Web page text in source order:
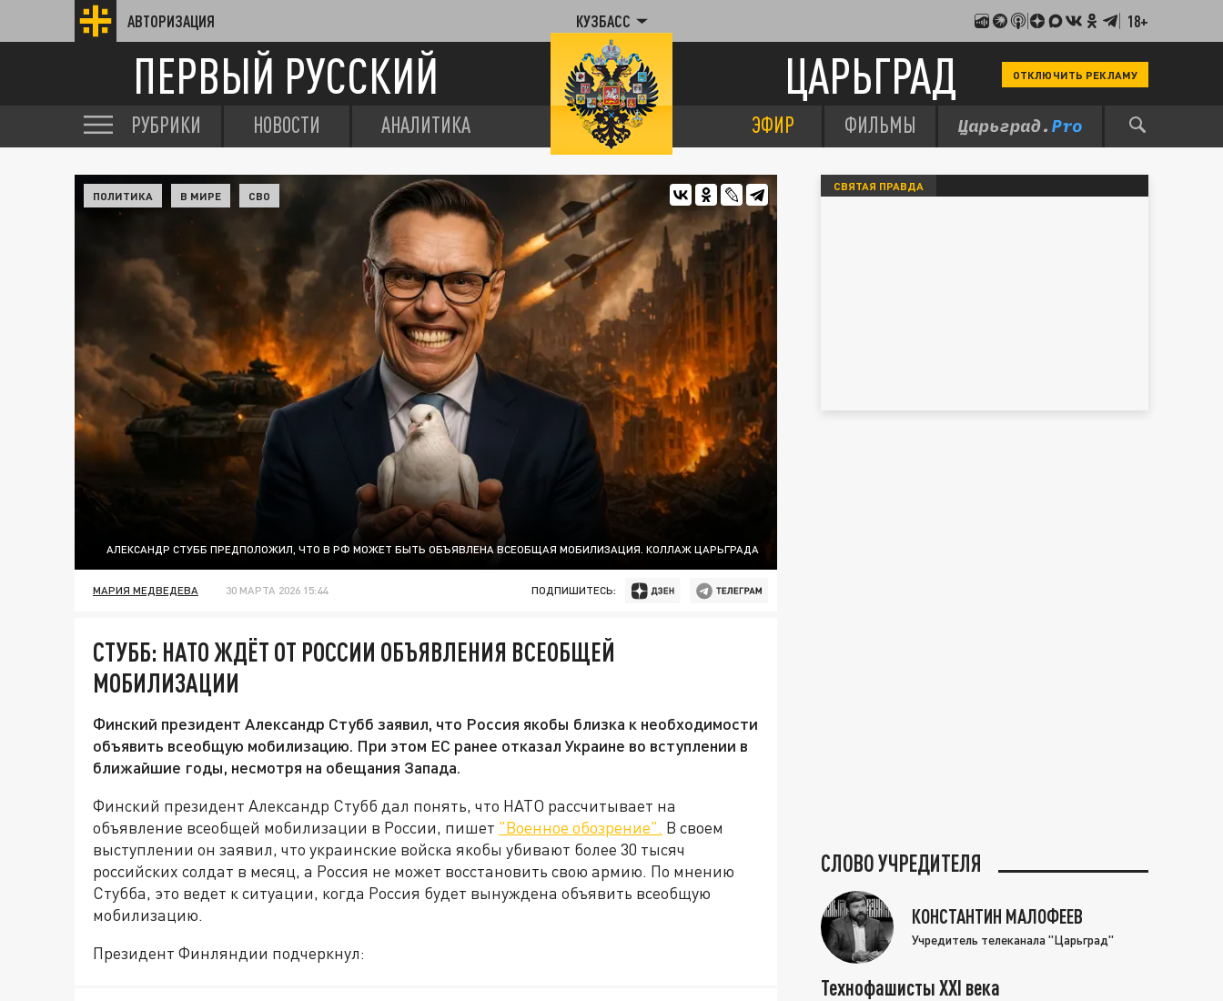
АВТОРИЗАЦИЯ КУЗБАСС 18+
ПЕРВЫЙ РУССКИЙ ЦАРЬГРАД ОТКЛЮЧИТЬ РЕКЛАМУ
РУБРИКИ НОВОСТИ АНАЛИТИКА ЭФИР ФИЛЬМЫ
АЛЕКСАНДР СТУББ ПРЕДПОЛОЖИЛ, ЧТО В РФ МОЖЕТ БЫТЬ ОБЪЯВЛЕНА ВСЕОБЩАЯ МОБИЛИЗАЦИЯ. КОЛЛАЖ ЦАРЬГРАДА
ПОЛИТИКА В МИРЕ СВО
МАРИЯ МЕДВЕДЕВА 30 МАРТА 2026 15:44 ПОДПИШИТЕСЬ:
СТУББ: НАТО ЖДЁТ ОТ РОССИИ ОБЪЯВЛЕНИЯ ВСЕОБЩЕЙ
МОБИЛИЗАЦИИ
Финский президент Александр Стубб заявил, что Россия якобы близка к необходимости
объявить всеобщую мобилизацию. При этом ЕС ранее отказал Украине во вступлении в
ближайшие годы, несмотря на обещания Запада.
Финский президент Александр Стубб дал понять, что НАТО рассчитывает на
объявление всеобщей мобилизации в России, пишет "Военное обозрение". В своем
выступлении он заявил, что украинские войска якобы убивают более 30 тысяч
российских солдат в месяц, а Россия не может восстановить свою армию. По мнению
Стубба, это ведет к ситуации, когда Россия будет вынуждена объявить всеобщую
мобилизацию.
Президент Финляндии подчеркнул:
СВЯТАЯ ПРАВДА
СЛОВО УЧРЕДИТЕЛЯ
КОНСТАНТИН МАЛОФЕЕВ
Учредитель телеканала "Царьград"
Технофашисты XXI века